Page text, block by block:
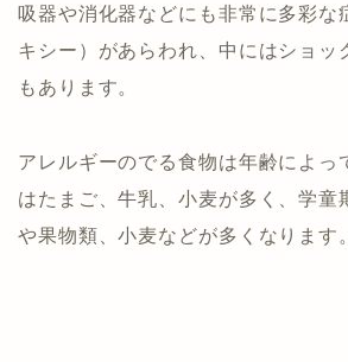
吸器や消化器などにも非常に多彩な
キシー）があらわれ、中にはショッ
もあります。
アレルギーのでる食物は年齢によっ
はたまご、牛乳、小麦が多く、学童
や果物類、小麦などが多くなります。